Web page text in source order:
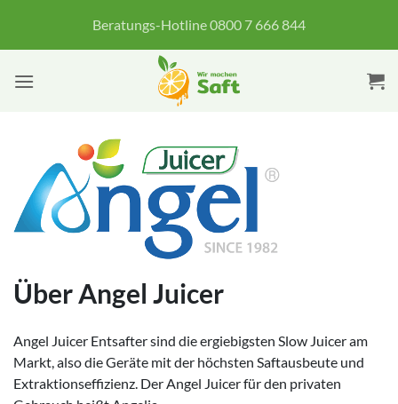
springen
Beratungs-Hotline 0800 7 666 844
Über Angel Juicer
Angel Juicer Entsafter sind die ergiebigsten Slow Juicer am
Markt, also die Geräte mit der höchsten Saftausbeute und
Extraktionseffizienz. Der Angel Juicer für den privaten